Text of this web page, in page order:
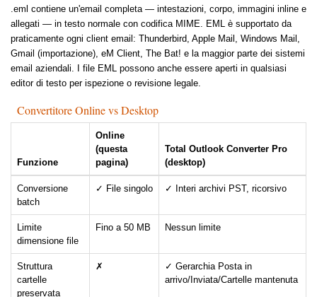
.eml contiene un'email completa — intestazioni, corpo, immagini inline e
allegati — in testo normale con codifica MIME. EML è supportato da
praticamente ogni client email: Thunderbird, Apple Mail, Windows Mail,
Gmail (importazione), eM Client, The Bat! e la maggior parte dei sistemi
email aziendali. I file EML possono anche essere aperti in qualsiasi
editor di testo per ispezione o revisione legale.
Convertitore Online vs Desktop
Funzione
Online
(questa
pagina)
Total Outlook Converter Pro
(desktop)
Conversione
batch
✓ File singolo ✓ Interi archivi PST, ricorsivo
Limite
dimensione file
Fino a 50 MB Nessun limite
Struttura
cartelle
preservata
✗
✓ Gerarchia Posta in
arrivo/Inviata/Cartelle mantenuta